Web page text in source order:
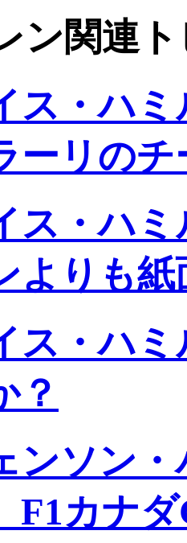
ン関連
ス・ハ
ーリの
ス・ハ
よりも
ス・ハ
？
ンソン
F1カナ